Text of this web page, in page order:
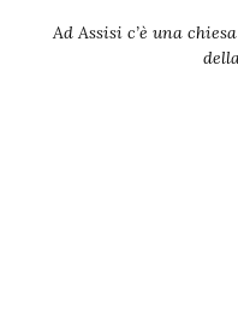
Ad Assisi c’è una